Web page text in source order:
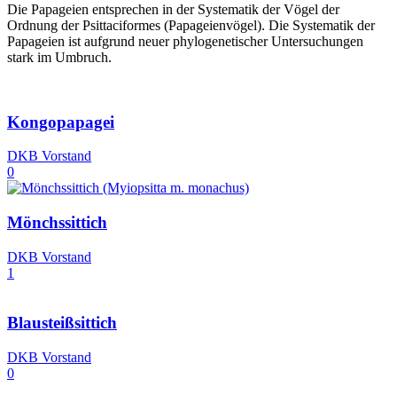
Die Papageien entsprechen in der Systematik der Vögel der
Ordnung der Psittaciformes (Papageienvögel). Die Systematik der
Papageien ist aufgrund neuer phylogenetischer Untersuchungen
stark im Umbruch.
Kongopapagei
DKB Vorstand
0
Mönchssittich
DKB Vorstand
1
Blausteißsittich
DKB Vorstand
0